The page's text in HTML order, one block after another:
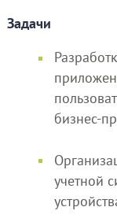
Задачи
бизнес-
учетной